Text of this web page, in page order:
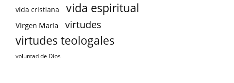
vida cristiana vida espiritual
Virgen María virtudes
virtudes teologales
voluntad de Dios